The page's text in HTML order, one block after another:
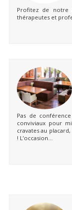
Profitez de notre
thérapeutes et
Pas de
conviviaux pour
cravates au
! L’occasion...